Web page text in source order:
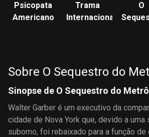
Psicopata
Americano
Trama
Internacional
O
Sobre O Sequestro do
Sinopse de O Sequestro do
Walter Garber é um executivo da
cidade de Nova York que, devido a uma
suborno, foi rebaixado para a função de